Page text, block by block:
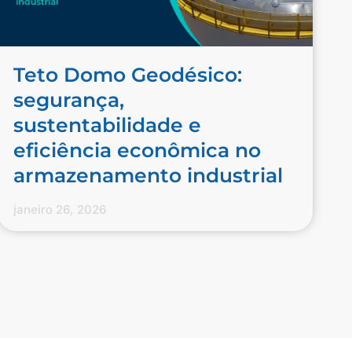
Teto Domo Geodésico:
segurança,
sustentabilidade e
eficiência econômica no
armazenamento industrial
janeiro 26, 2026